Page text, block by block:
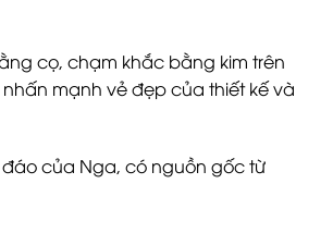
cọ, chạm khắc bằng kim trên
mạnh vẻ đẹp của thiết kế và
đáo của Nga, có nguồn gốc từ